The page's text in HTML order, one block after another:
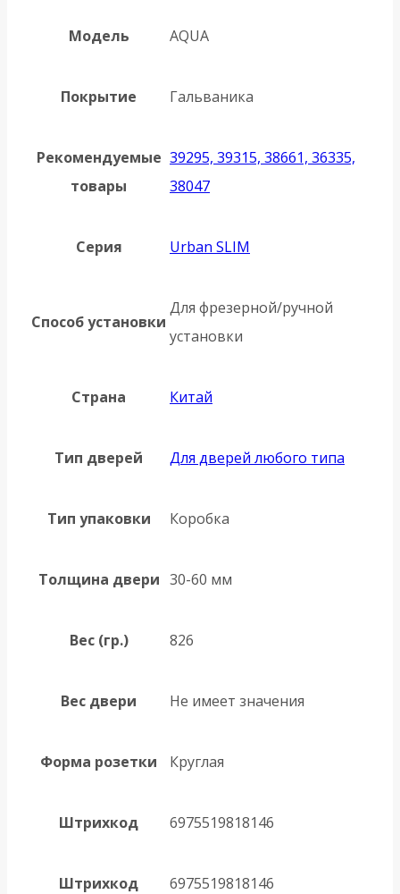
Модель AQUA
Покрытие Гальваника
Рекомендуемые
товары
39295, 39315, 38661, 36335,
38047
Серия Urban SLIM
Способ установки
Для фрезерной/ручной
установки
Страна Китай
Тип дверей Для дверей любого типа
Тип упаковки Коробка
Толщина двери 30-60 мм
Вес (гр.) 826
Вес двери Не имеет значения
Форма розетки Круглая
Штрихкод 6975519818146
Штрихкод 6975519818146